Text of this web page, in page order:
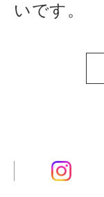
いです。